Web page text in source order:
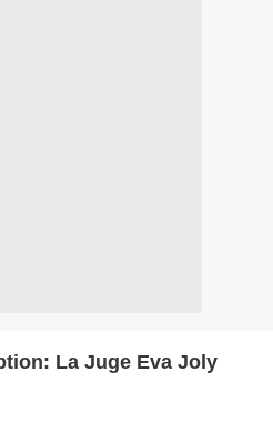
La Juge Eva Joly